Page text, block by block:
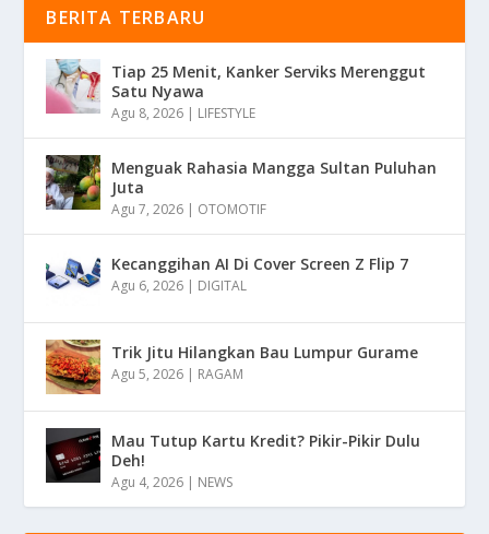
BERITA TERBARU
Tiap 25 Menit, Kanker Serviks Merenggut
Satu Nyawa
Agu 8, 2026 | LIFESTYLE
Menguak Rahasia Mangga Sultan Puluhan
Juta
Agu 7, 2026 | OTOMOTIF
Kecanggihan AI Di Cover Screen Z Flip 7
Agu 6, 2026 | DIGITAL
Trik Jitu Hilangkan Bau Lumpur Gurame
Agu 5, 2026 | RAGAM
Mau Tutup Kartu Kredit? Pikir-Pikir Dulu
Deh!
Agu 4, 2026 | NEWS